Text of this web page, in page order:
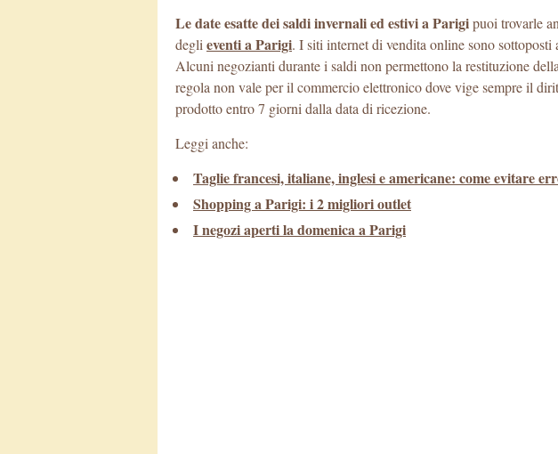
Le date esatte dei saldi invernali ed estivi a Parigipuoi trovarle
degli eventi a Parigi. I siti internet di vendita online sono sottoposti
Alcuni negozianti durante i saldi non permettono la restituzione
regola non vale per il commercio elettronico dove vige sempre il
prodotto entro 7 giorni dalla data di ricezione.
Leggi anche:
Taglie francesi, italiane, inglesi e americane: come evitare
Shopping a Parigi: i 2 migliori outlet
I negozi aperti la domenica a Parigi